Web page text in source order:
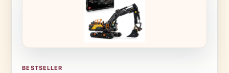
BESTSELLER